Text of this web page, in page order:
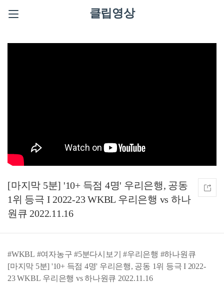
클립영상
[마지막 5분] '10+ 득점 4명' 우리은행, 공동
1위 등극 I 2022-23 WKBL 우리은행 vs 하나
원큐 2022.11.16
#WKBL #여자농구 #5분다시보기 #우리은행 #하나원큐
[마지막 5분] '10+ 득점 4명' 우리은행, 공동 1위 등극 I 2022-
23 WKBL 우리은행 vs 하나원큐 2022.11.16